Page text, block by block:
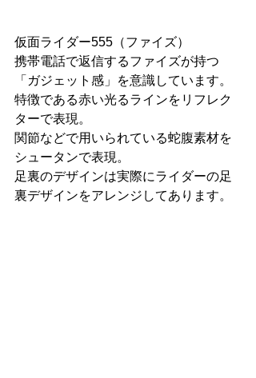
仮面ライダー555（ファイズ）
携帯電話で返信するファイズが持つ
「ガジェット感」を意識しています。
特徴である赤い光るラインをリフレク
ターで表現。
関節などで用いられている蛇腹素材を
シュータンで表現。
足裏のデザインは実際にライダーの足
裏デザインをアレンジしてあります。